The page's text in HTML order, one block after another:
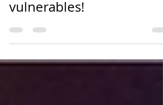
¡Hoy todos somos
vulnerables!